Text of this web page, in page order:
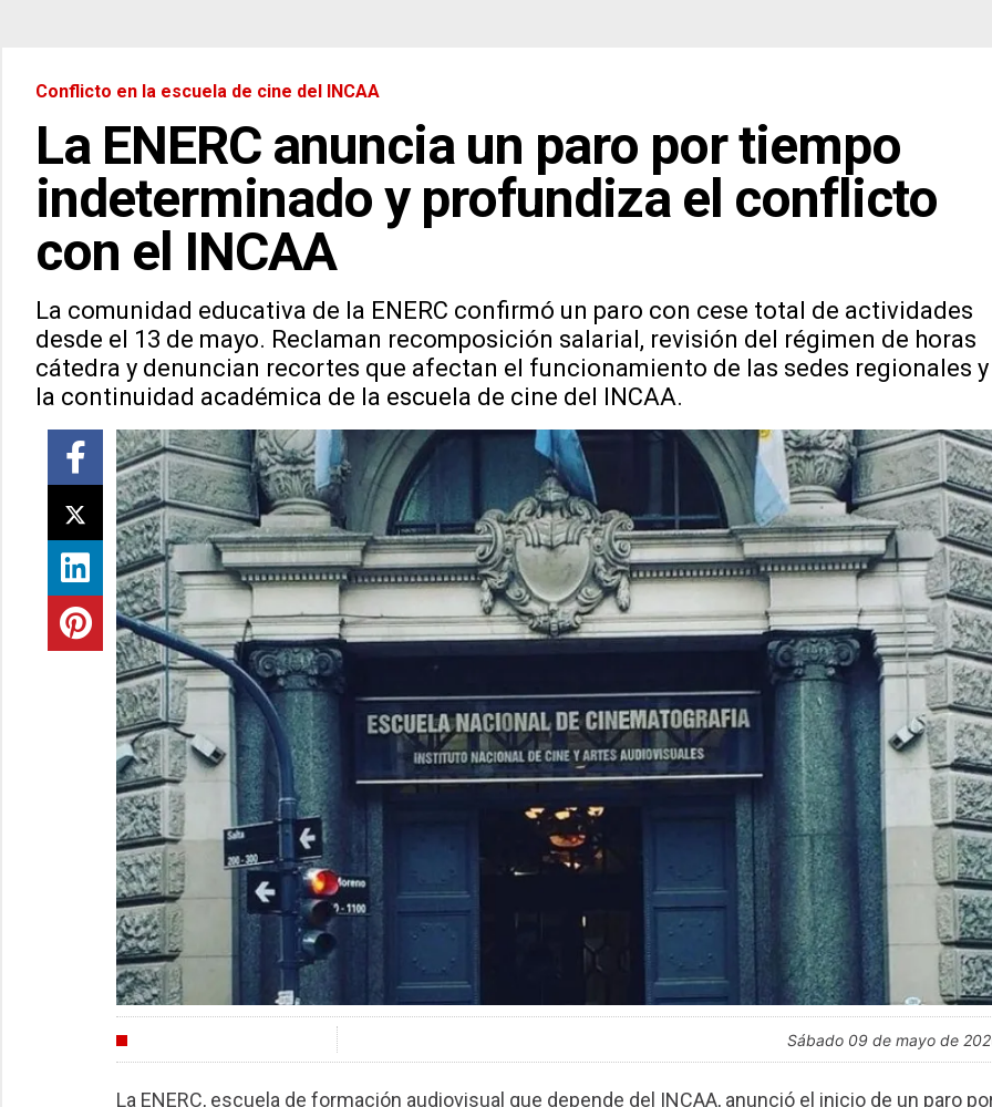
Conflicto en la escuela de cine del INCAA
La ENERC anuncia un paro por tiempo
indeterminado y profundiza el conflicto
con el INCAA
La comunidad educativa de la ENERC confirmó un paro con cese total de actividades
desde el 13 de mayo. Reclaman recomposición salarial, revisión del régimen de horas
cátedra y denuncian recortes que afectan el funcionamiento de las sedes regionales y
la continuidad académica de la escuela de cine del INCAA.
sábado 09 de mayo de
La ENERC, escuela de formación audiovisual que depende del INCAA, anunció el inicio de un paro